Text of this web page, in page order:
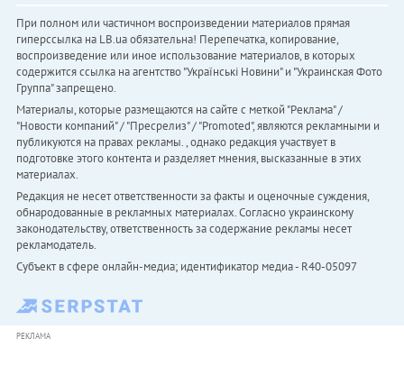
При полном или частичном воспроизведении материалов прямая
гиперссылка на LB.ua обязательна! Перепечатка, копирование,
воспроизведение или иное использование материалов, в которых
содержится ссылка на агентство "Українськi Новини" и "Украинская Фото
Группа" запрещено.
Материалы, которые размещаются на сайте с меткой "Реклама" /
"Новости компаний" / "Пресрелиз" / "Promoted", являются рекламными и
публикуются на правах рекламы. , однако редакция участвует в
подготовке этого контента и разделяет мнения, высказанные в этих
материалах.
Редакция не несет ответственности за факты и оценочные суждения,
обнародованные в рекламных материалах. Согласно украинскому
законодательству, ответственность за содержание рекламы несет
рекламодатель.
Субъект в сфере онлайн-медиа; идентификатор медиа - R40-05097
РЕКЛАМА